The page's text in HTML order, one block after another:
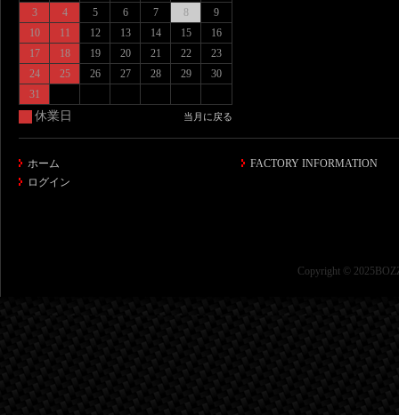
3
4 5 6 7 8
9
10
11 12 13 14 15
16
17
18 19 20 21 22
23
24
25 26 27 28 29
30
31
休業日 当月に戻る
ホーム
ログイン
FACTORY INFORMATION
Copyright ©